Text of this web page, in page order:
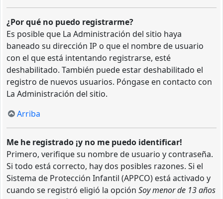
¿Por qué no puedo registrarme?
Es posible que La Administración del sitio haya
baneado su dirección IP o que el nombre de usuario
con el que está intentando registrarse, esté
deshabilitado. También puede estar deshabilitado el
registro de nuevos usuarios. Póngase en contacto con
La Administración del sitio.
Arriba
Me he registrado ¡y no me puedo identificar!
Primero, verifique su nombre de usuario y contraseña.
Si todo está correcto, hay dos posibles razones. Si el
Sistema de Protección Infantil (APPCO) está activado y
cuando se registró eligió la opción Soy menor de 13 años